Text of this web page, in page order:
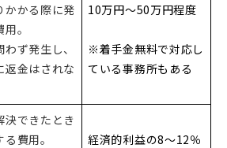
かかる際に発
。
ず発生し、
返金はされな
10万円～50万円程度
※着手金無料で対応し
ている事務所もある
決できたとき
費用。
経済的利益の8～12％